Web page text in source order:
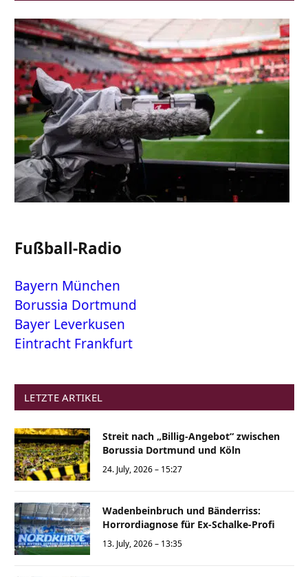
Fußball-Radio
Bayern München
Borussia Dortmund
Bayer Leverkusen
Eintracht Frankfurt
LETZTE ARTIKEL
Streit nach „Billig-Angebot“ zwischen
Borussia Dortmund und Köln
24. July, 2026 – 15:27
Wadenbeinbruch und Bänderriss:
Horrordiagnose für Ex-Schalke-Profi
13. July, 2026 – 13:35